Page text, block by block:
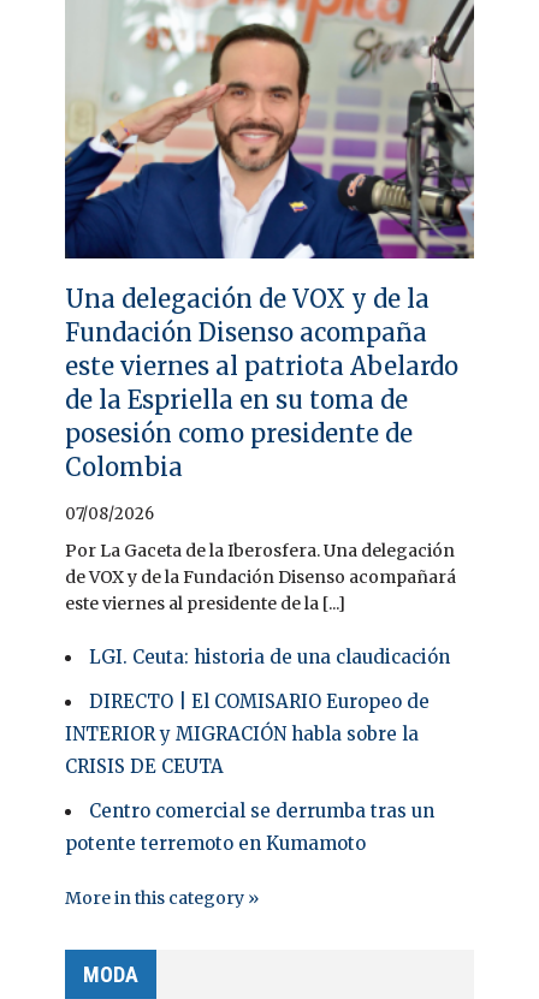
Una delegación de VOX y de la
Fundación Disenso acompaña
este viernes al patriota Abelardo
de la Espriella en su toma de
posesión como presidente de
Colombia
07/08/2026
Por La Gaceta de la Iberosfera. Una delegación
de VOX y de la Fundación Disenso acompañará
este viernes al presidente de la [...]
LGI. Ceuta: historia de una claudicación
DIRECTO | El COMISARIO Europeo de
INTERIOR y MIGRACIÓN habla sobre la
CRISIS DE CEUTA
Centro comercial se derrumba tras un
potente terremoto en Kumamoto
More in this category »
MODA